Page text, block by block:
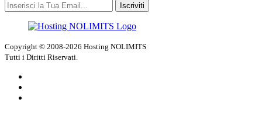
Iscriviti
Copyright © 2008-2026 Hosting NOLIMITS
Tutti i Diritti Riservati.